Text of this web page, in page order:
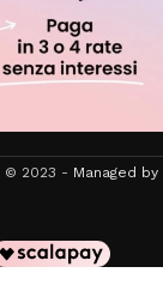
© 2023 - Managed by